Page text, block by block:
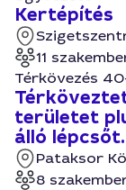
Kertépítés
11
Térkövezés
területet
álló lépcsőt.
Pataksor
8